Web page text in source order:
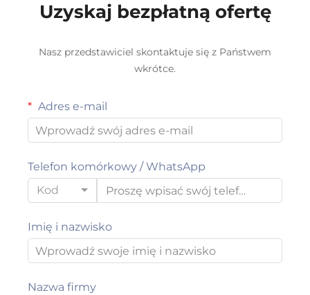
Uzyskaj bezpłatną ofertę
Nasz przedstawiciel skontaktuje się z Państwem
wkrótce.
Adres e-mail
Telefon komórkowy / WhatsApp
Kod
Imię i nazwisko
Nazwa firmy